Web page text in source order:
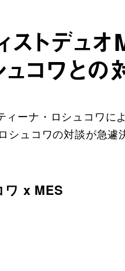
ストデュ
ュコワと
ーナ・ロシュコワ
ュコワの対談が急遽
ワ x MES